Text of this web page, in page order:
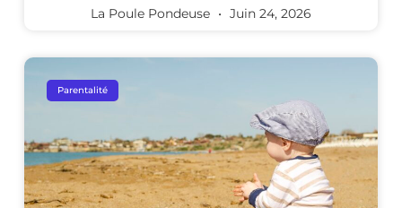
La Poule Pondeuse Juin 24, 2026
Parentalité